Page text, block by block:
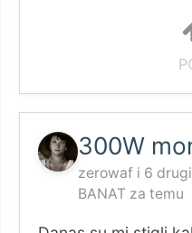
300W
zerowaf i 6
BANAT za temu